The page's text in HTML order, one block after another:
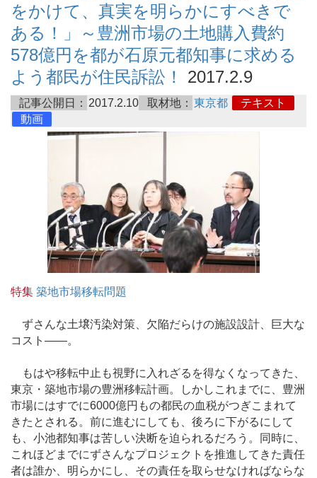
をかけて、真実を明らかにすべきで
ある！」～豊洲市場の土地購入費約
578億円を都が石原元都知事に求める
よう都民が住民訴訟！
2017.2.9
記事公開日： 2017.2.10 取材地： 東京都
テキスト
動画
特集 築地市場移転問題
ずさんな土壌汚染対策、欠陥だらけの施設設計、巨大な
コスト――。
もはや移転中止も視野に入れざるを得なくなってきた、
東京・築地市場の豊洲移転計画。しかしこれまでに、豊洲
市場にはすでに6000億円もの都民の血税がつぎこまれて
きたとされる。前に進むにしても、後ろに下がるにして
も、小池都知事は苦しい決断を迫られるだろう。同時に、
これほどまでにずさんなプロジェクトを推進してきた責任
者は誰か、明らかにし、その責任を取らせなければならな